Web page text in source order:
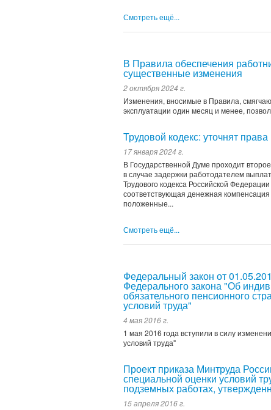
Смотреть ещё...
В Правила обеспечения
существенные изменения
2 октября 2024 г.
Изменения, вносимые в Правила,
эксплуатации один месяц и менее,
Трудовой кодекс: уточнят
17 января 2024 г.
В Государственной Думе проходит
в случае задержки работодателем
Трудового кодекса Российской
соответствующая денежная
положенные...
Смотреть ещё...
Федеральный закон от
Федерального закона "Об
обязательного пенсионного
условий труда"
4 мая 2016 г.
1 мая 2016 года вступили в силу
условий труда"
Проект приказа Минтруда
специальной оценки условий
подземных работах,
15 апреля 2016 г.